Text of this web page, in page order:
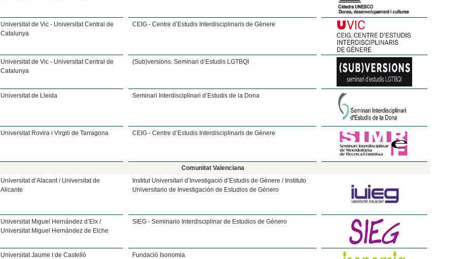
Universitat de Vic - Universitat Central de
Catalunya
CEIG - Centre d’Estudis Interdisciplinaris de Gènere
Universitat de Vic - Universitat Central de
Catalunya
(Sub)versions. Seminari d’Estudis LGTBQI
Universitat de Lleida Seminari Interdisciplinari d’Estudis de la Dona
Universitat Rovira i Virgili de Tarragona CEIG - Centre d’Estudis Interdisciplinaris de Gènere
Comunitat Valenciana
Universitat d’Alacant / Universitat de
Alicante
Institut Universitari d’Investigació d’Estudis de Gènere / Instituto
Universitario de Investigación de Estudios de Género
Universitat Miguel Hernández d’Elx /
Universitat Miguel Hernández de Elche
SIEG - Seminario Interdisciplinar de Estudios de Género
Universitat Jaume I de Castelló Fundació Isonomia